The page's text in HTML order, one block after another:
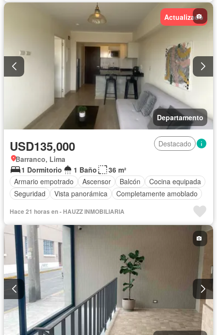
Actualizado
Departamento
USD135,000
Destacado
Barranco, Lima
1 Dormitorio
1 Baño
36 m²
Armario empotrado
Ascensor Balcón
Cocina equipada
Seguridad
Vista panorámica Completamente amoblado
Hace 21 horas en - HAUZZ INMOBILIARIA